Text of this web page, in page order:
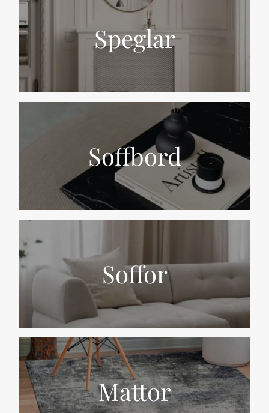
Speglar
Soffbord
Soffor
Mattor